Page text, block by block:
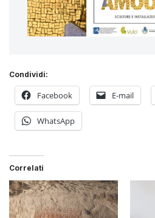
Condividi:
Facebook E-mail
WhatsApp
Correlati